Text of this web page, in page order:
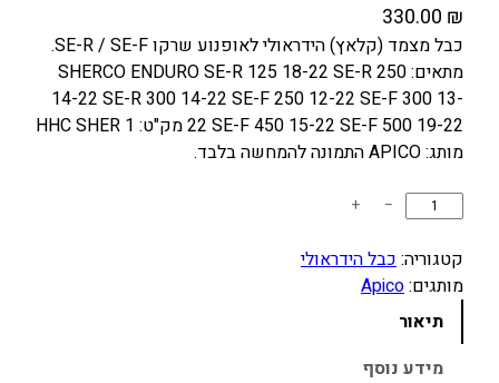
330.00 ₪
כבל מצמד (קלאץ) הידראולי לאופנוע שרקו SE-R / SE-F.
מתאים: SHERCO ENDURO SE-R 125 18-22 SE-R 250
14-22 SE-R 300 14-22 SE-F 250 12-22 SE-F 300 13-
22 SE-F 450 15-22 SE-F 500 19-22 מק"ט: HHC SHER 1
מותג: APICO התמונה להמחשה בלבד.
ו
ת
ל
−
+
קטגוריה:כבל הידראולי
מותגים:Apico
תיאור
מידע נוסף